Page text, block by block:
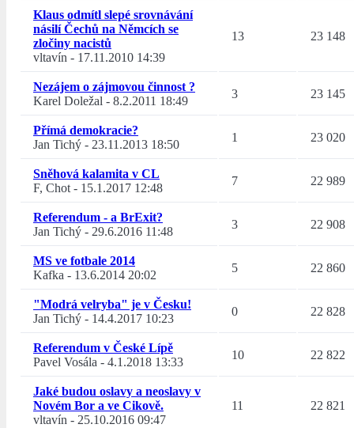
Klaus odmítl slepé srovnávání
násilí Čechů na Němcích se
zločiny nacistů
vltavín - 17.11.2010 14:39
13 23 148
Nezájem o zájmovou činnost ?
Karel Doležal - 8.2.2011 18:49
3 23 145
Přímá demokracie?
Jan Tichý - 23.11.2013 18:50
1 23 020
Sněhová kalamita v CL
F, Chot- 15.1.2017 12:48
7 22 989
Referendum - a BrExit?
Jan Tichý - 29.6.2016 11:48
3 22 908
MS ve fotbale 2014
Kafka - 13.6.2014 20:02
5 22 860
"Modrá velryba" je v Česku!
Jan Tichý - 14.4.2017 10:23
0 22 828
Referendum v České Lípě
Pavel Vosála - 4.1.2018 13:33
10 22 822
Jaké budou oslavy a neoslavy v
Novém Bor a ve Cikově.
vltavín - 25.10.2016 09:47
11 22 821